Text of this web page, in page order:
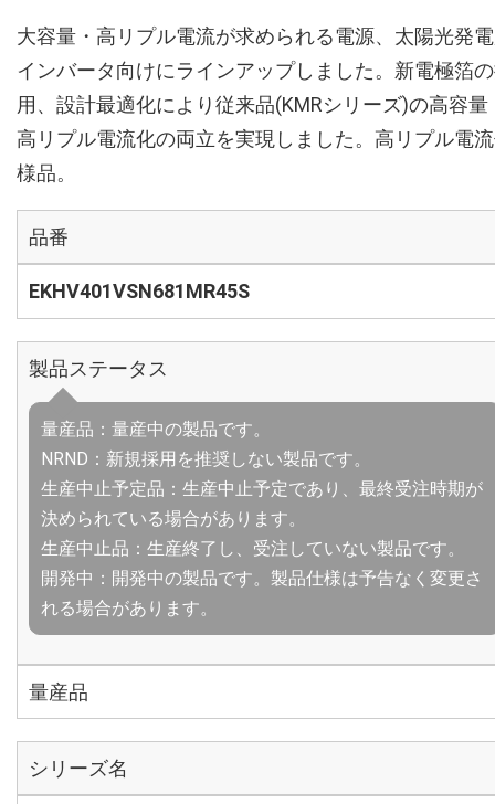
大容量・高リプル電流が求められる電源、太陽光発
インバータ向けにラインアップしました。新電極箔
用、設計最適化により従来品(KMRシリーズ)の高容量
高リプル電流化の両立を実現しました。高リプル電
様品。
品番
EKHV401VSN681MR45S
製品ステータス
量産品：量産中の製品です。
NRND：新規採用を推奨しない製品です。
生産中止予定品：生産中止予定であり、最終受注時期が
決められている場合があります。
生産中止品：生産終了し、受注していない製品です。
開発中：開発中の製品です。製品仕様は予告なく変更さ
れる場合があります。
量産品
シリーズ名